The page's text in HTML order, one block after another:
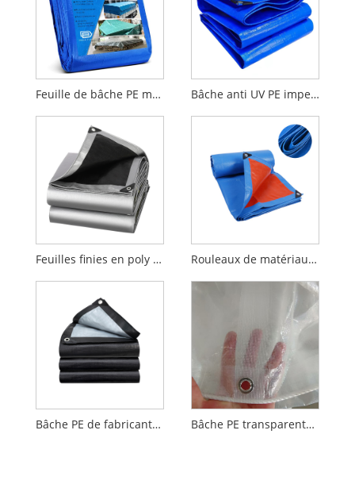
Feuille de bâche PE multi-usages, poids moyen, imperméable, robuste, coupe-vent Bâche anti UV PE imperméable à l'eau de couverture de cargaison de camion bâche pe
Feuilles finies en poly de tissu de petit pain de bâche de PE Bâches de HDPE Rouleaux de matériaux de bâche PE
Bâche PE de fabricants chinois Bâche PE transparente robuste